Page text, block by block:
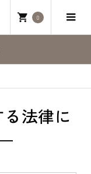
0
法律に